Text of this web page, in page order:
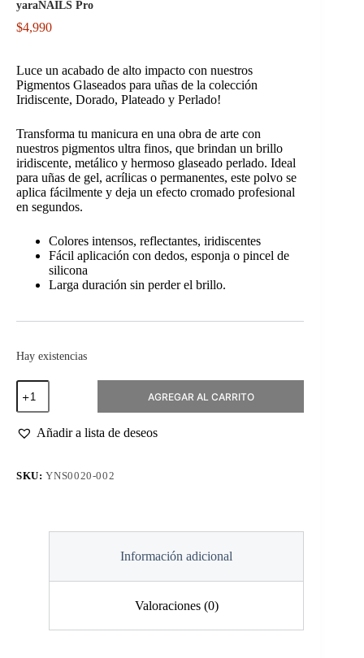
yaraNAILS Pro
$4,990
Luce un acabado de alto impacto con nuestros
Pigmentos Glaseados para uñas de la colección
Iridiscente, Dorado, Plateado y Perlado!
Transforma tu manicura en una obra de arte con
nuestros pigmentos ultra finos, que brindan un brillo
iridiscente, metálico y hermoso glaseado perlado. Ideal
para uñas de gel, acrílicas o permanentes, este polvo se
aplica fácilmente y deja un efecto cromado profesional
en segundos.
Colores intensos, reflectantes, iridiscentes
Fácil aplicación con dedos, esponja o pincel de
silicona
Larga duración sin perder el brillo.
Hay existencias
Pigmento
Glaseado
Chrome
Silver
cantidad
AGREGAR AL CARRITO
Añadir a lista de deseos
SKU:YNS0020-002
Información adicional
Valoraciones (0)